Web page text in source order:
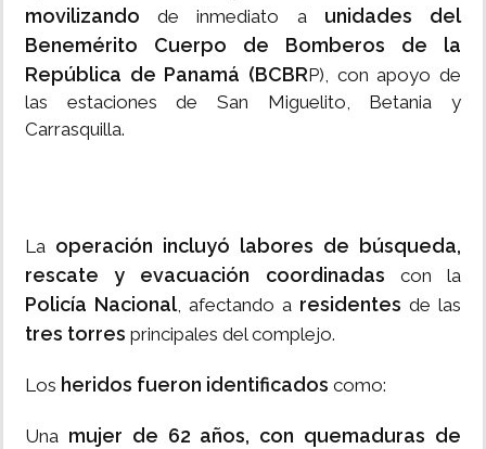
movilizandode inmediato aunidades del
Benemérito Cuerpo de Bomberos de la
República de Panamá (BCBRP), con apoyo de
las estaciones de San Miguelito, Betania y
Carrasquilla.
La operación incluyó labores de búsqueda,
rescate y evacuación coordinadas con la
Policía Nacional, afectando a residentes de las
tres torres principales del complejo.
Los heridos fueron identificados como:
Una mujer de 62 años, con quemaduras de